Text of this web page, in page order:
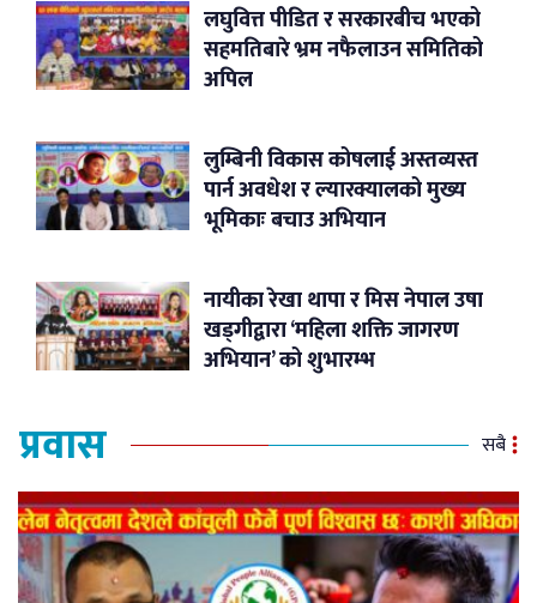
लघुवित्त पीडित र सरकारबीच भएको
सहमतिबारे भ्रम नफैलाउन समितिको
अपिल
लुम्बिनी विकास कोषलाई अस्तव्यस्त
पार्न अवधेश र ल्यारक्यालको मुख्य
भूमिकाः बचाउ अभियान
नायीका रेखा थापा र मिस नेपाल उषा
खड्गीद्वारा ‘महिला शक्ति जागरण
अभियान’ को शुभारम्भ
प्रवास सबै